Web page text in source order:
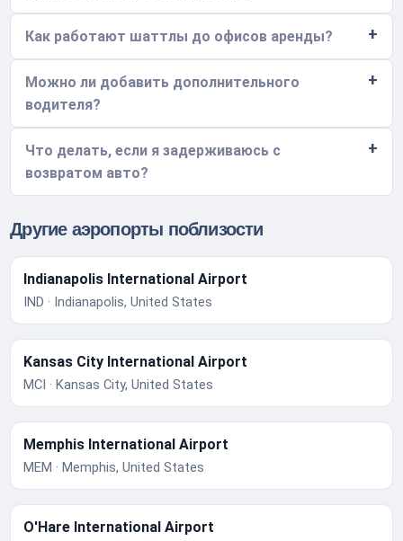
Как работают шаттлы до офисов аренды?
Можно ли добавить дополнительного
водителя?
Что делать, если я задерживаюсь с
возвратом авто?
Другие аэропорты поблизости
Indianapolis International Airport
IND · Indianapolis, United States
Kansas City International Airport
MCI · Kansas City, United States
Memphis International Airport
MEM · Memphis, United States
O'Hare International Airport